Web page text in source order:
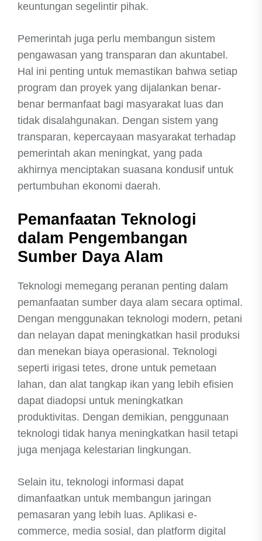
keuntungan segelintir pihak.
Pemerintah juga perlu membangun sistem
pengawasan yang transparan dan akuntabel.
Hal ini penting untuk memastikan bahwa setiap
program dan proyek yang dijalankan benar-
benar bermanfaat bagi masyarakat luas dan
tidak disalahgunakan. Dengan sistem yang
transparan, kepercayaan masyarakat terhadap
pemerintah akan meningkat, yang pada
akhirnya menciptakan suasana kondusif untuk
pertumbuhan ekonomi daerah.
Pemanfaatan Teknologi
dalam Pengembangan
Sumber Daya Alam
Teknologi memegang peranan penting dalam
pemanfaatan sumber daya alam secara optimal.
Dengan menggunakan teknologi modern, petani
dan nelayan dapat meningkatkan hasil produksi
dan menekan biaya operasional. Teknologi
seperti irigasi tetes, drone untuk pemetaan
lahan, dan alat tangkap ikan yang lebih efisien
dapat diadopsi untuk meningkatkan
produktivitas. Dengan demikian, penggunaan
teknologi tidak hanya meningkatkan hasil tetapi
juga menjaga kelestarian lingkungan.
Selain itu, teknologi informasi dapat
dimanfaatkan untuk membangun jaringan
pemasaran yang lebih luas. Aplikasi e-
commerce, media sosial, dan platform digital